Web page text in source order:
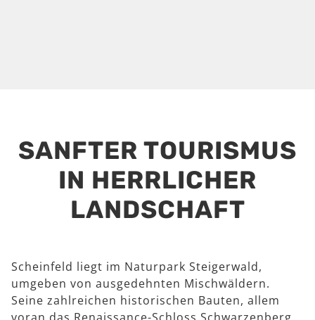
SANFTER TOURISMUS
IN HERRLICHER
LANDSCHAFT
Scheinfeld liegt im Naturpark Steigerwald,
umgeben von ausgedehnten Mischwäldern.
Seine zahlreichen historischen Bauten, allem